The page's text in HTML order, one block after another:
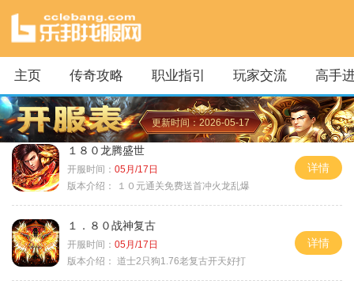
主页 传奇攻略 职业指引 玩家交流 高手
更新时间：2026-05-17
１８０龙腾盛世
开服时间： 05月/17日
版本介绍：
１０元通关免费送首冲火龙乱爆
详情
１．８０战神复古
开服时间： 05月/17日
版本介绍： 道士2只狗1.76老复古开天好打
详情